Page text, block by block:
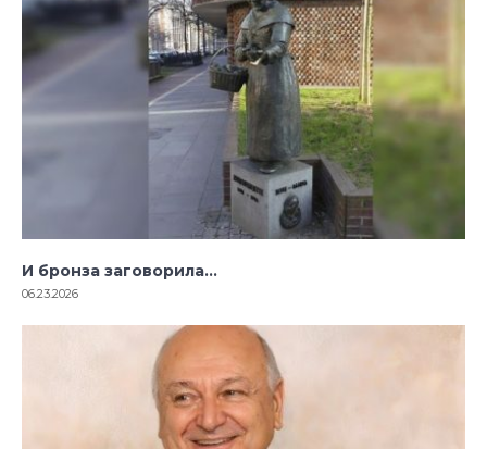
И бронза заговорила…
06.23.2026